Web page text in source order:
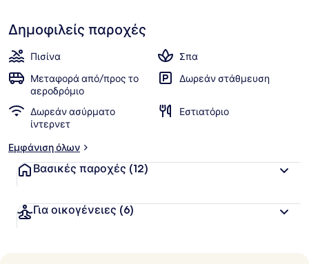
Δημοφιλείς παροχές
Πισίνα
Σπα
Μεταφορά από/προς το
αεροδρόμιο
Δωρεάν στάθμευση
Δωρεάν ασύρματο
ίντερνετ
Εστιατόριο
Εμφάνιση όλων
Βασικές παροχές (12)
Για οικογένειες (6)